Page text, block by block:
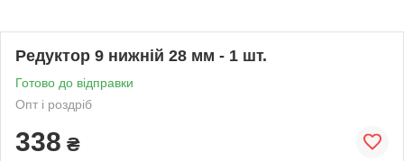
Редуктор 9 нижній 28 мм - 1 шт.
Готово до відправки
Опт і роздріб
338 ₴